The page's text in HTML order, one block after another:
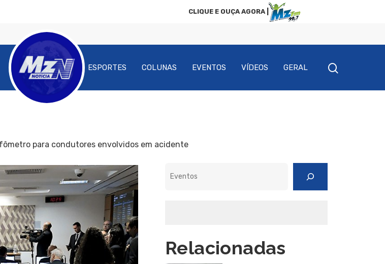
CLIQUE E OUÇA AGORA |
ESPORTES COLUNAS EVENTOS VÍDEOS GERAL
para condutores envolvidos em acidente
Relacionadas